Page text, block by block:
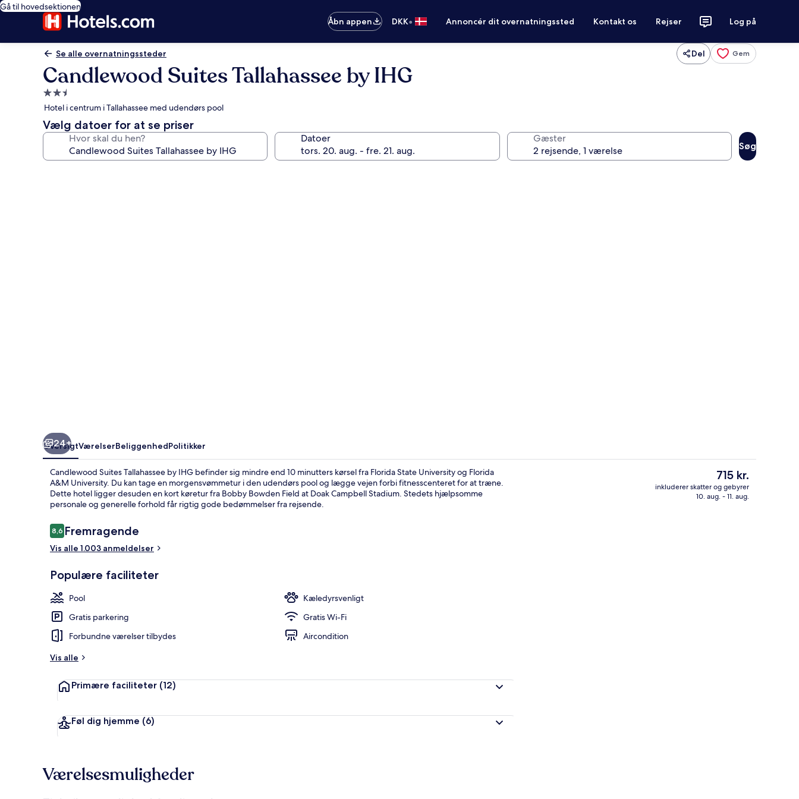
Gå til hovedsektionen
Åbn appen
DKK• Annoncér dit overnatningssted Kontakt os Rejser Log på
Se alle overnatningssteder Del Gem
Candlewood Suites Tallahassee by IHG
2.5-
stjernet
overnatningssted
Hotel i centrum i Tallahassee med udendørs pool
Vælg datoer for at se priser
Hvor skal du hen? Datoer Gæster
Søg
Facilitet på overnatningsstedet
24+
OversigtVærelserBeliggenhedPolitikker
Candlewood Suites Tallahassee by IHG befinder sig mindre end 10 minutters kørsel fra Florida State University og Florida
A&M University. Du kan tage en morgensvømmetur i den udendørs pool og lægge vejen forbi fitnesscenteret for at træne.
Dette hotel ligger desuden en kort køretur fra Bobby Bowden Field at Doak Campbell Stadium. Stedets hjælpsomme
personale og generelle forhold får rigtig gode bedømmelser fra rejsende.
Anmeldelser
8,68,6 ud af 10.
Fremragende
Vis alle 1.003 anmeldelser
Populære faciliteter
Pool
Kæledyrsvenligt
Gratis parkering
Gratis Wi-Fi
Forbundne værelser tilbydes
Aircondition
Vis alle
Primære faciliteter (12)
Føl dig hjemme (6)
Den
nuværende
pris
715 kr.
inkluderer skatter og gebyrer
10. aug. - 11. aug.
Værelsesmuligheder